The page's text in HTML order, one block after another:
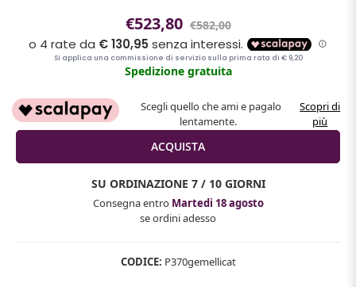
€523,80 €582,00
Spedizione gratuita
Scegli quello che ami e pagalo
lentamente.
Scopri di
più
SU ORDINAZIONE 7 / 10 GIORNI
Consegna entro Martedi 18 agosto
se ordini adesso
CODICE: P370gemellicat